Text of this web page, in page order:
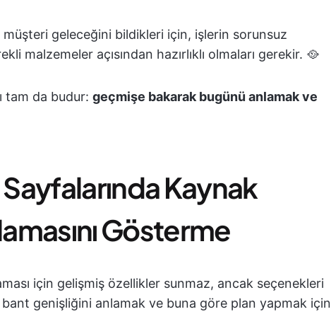
geleceğini bildikleri için, işlerin sorunsuz
malzemeler açısından hazırlıklı olmaları gerekir. 🥘
tam da budur: geçmişe bakarak bugünü anlamak ve
Kaynak
Gösterme
için gelişmiş özellikler sunmaz, ancak seçenekleri
bant genişliğini anlamak ve buna göre plan yapmak için